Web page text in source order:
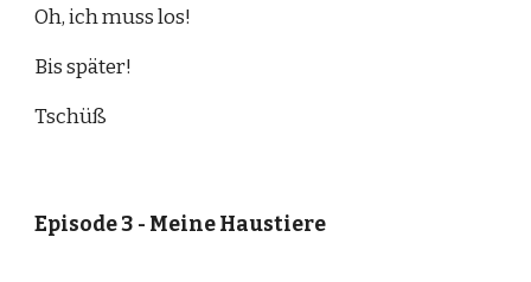
Oh, ich muss los!
Bis später!
Tschüß
Episode 3 - Meine Haustiere